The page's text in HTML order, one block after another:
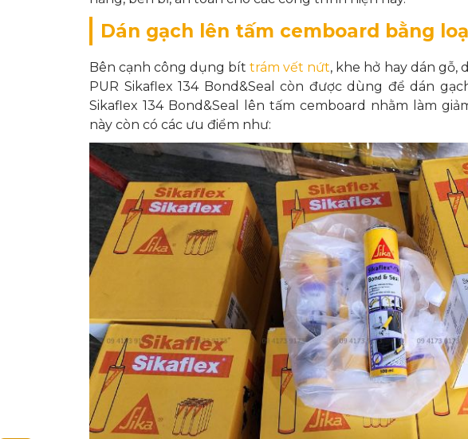
Dán gạch lên tấm cemboard bằng
Bên cạnh công dụng bíttrám vết nứt, khe hở hay dán gỗ,
PUR Sikaflex 134 Bond&Seal còn được dùng đểdán
Sikaflex 134 Bond&Seal lên tấm cemboard nhằm làm
này còn có các ưu điểm như: